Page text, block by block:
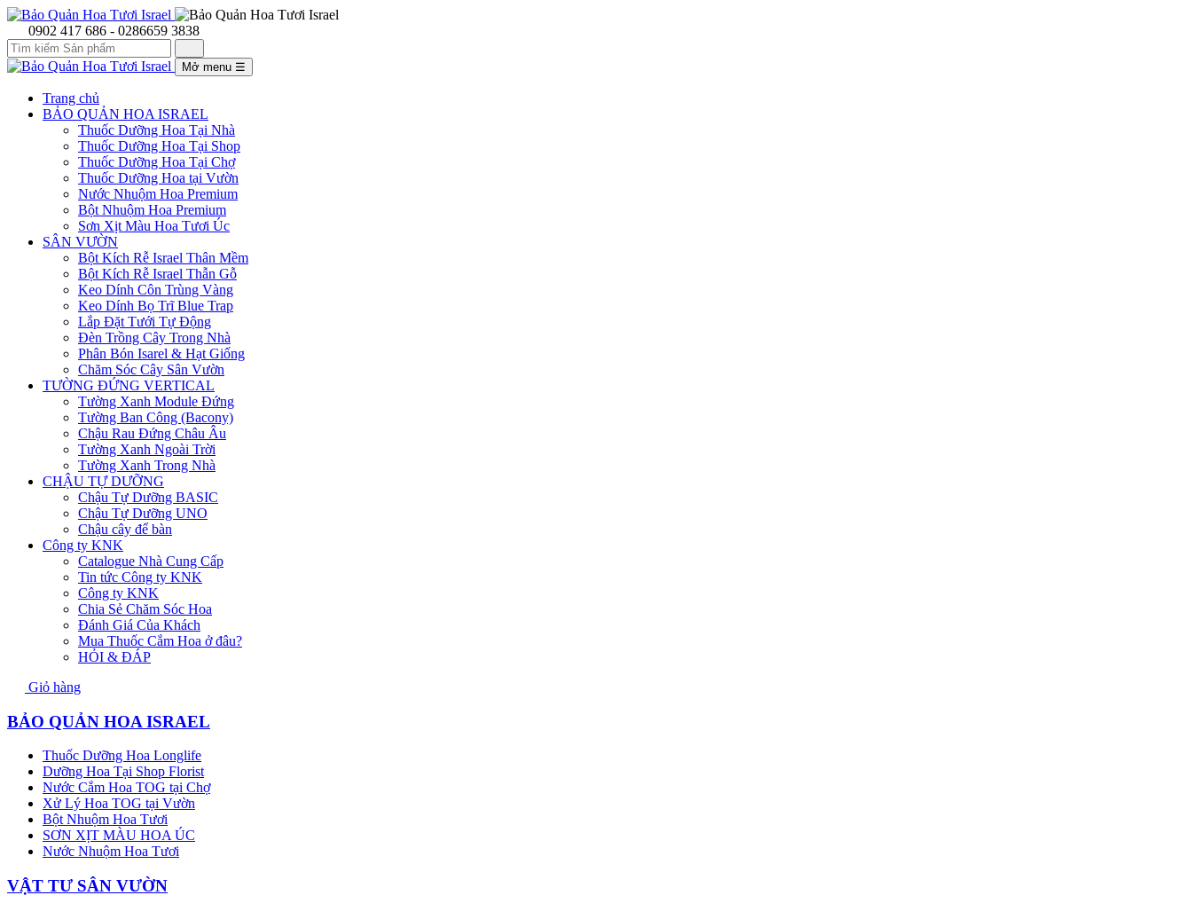
0902 417 686 - 0286659 3838
Mở menu ☰
Trang chủ
BẢO QUẢN HOA ISRAEL
Thuốc Dưỡng Hoa Tại Nhà
Thuốc Dưỡng Hoa Tại Shop
Thuốc Dưỡng Hoa Tại Chợ
Thuốc Dưỡng Hoa tại Vườn
Nước Nhuộm Hoa Premium
Bột Nhuộm Hoa Premium
Sơn Xịt Màu Hoa Tươi Úc
SÂN VƯỜN
Bột Kích Rễ Israel Thân Mềm
Bột Kích Rễ Israel Thẫn Gỗ
Keo Dính Côn Trùng Vàng
Keo Dính Bọ Trĩ Blue Trap
Lắp Đặt Tưới Tự Động
Đèn Trồng Cây Trong Nhà
Phân Bón Isarel & Hạt Giống
Chăm Sóc Cây Sân Vườn
TƯỜNG ĐỨNG VERTICAL
Tường Xanh Module Đứng
Tường Ban Công (Bacony)
Chậu Rau Đứng Châu Âu
Tường Xanh Ngoài Trời
Tường Xanh Trong Nhà
CHẬU TỰ DƯỠNG
Chậu Tự Dưỡng BASIC
Chậu Tự Dưỡng UNO
Chậu cây để bàn
Công ty KNK
Catalogue Nhà Cung Cấp
Tin tức Công ty KNK
Công ty KNK
Chia Sẻ Chăm Sóc Hoa
Đánh Giá Của Khách
Mua Thuốc Cắm Hoa ở đâu?
HỎI & ĐÁP
Giỏ hàng
BẢO QUẢN HOA ISRAEL
Thuốc Dưỡng Hoa Longlife
Dưỡng Hoa Tại Shop Florist
Nước Cắm Hoa TOG tại Chợ
Xử Lý Hoa TOG tại Vườn
Bột Nhuộm Hoa Tươi
SƠN XỊT MÀU HOA ÚC
Nước Nhuộm Hoa Tươi
VẬT TƯ SÂN VƯỜN